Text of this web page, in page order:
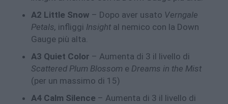
A2 Little Snow – Dopo aver usato Verngale
Petals, infliggi Insight al nemico con la Down
Gauge più alta.
A3 Quiet Color – Aumenta di 3 il livello di
Scattered Plum Blossom e Dreams in the Mist
(per un massimo di 15)
A4 Calm Silence – Aumenta di 3 il livello di